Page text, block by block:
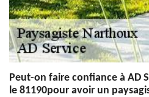
Peut-on faire confiance à AD
le 81190pour avoir un